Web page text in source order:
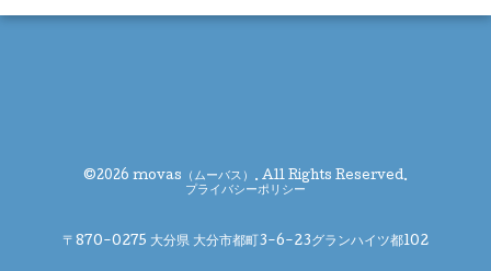
©2026 movas（ムーバス） . All Rights Reserved.
プライバシーポリシー
〒870-0275 大分県 大分市都町3-6-23グランハイツ都102